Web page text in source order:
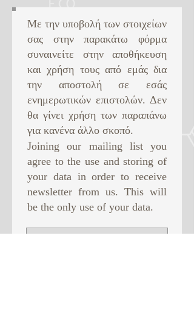
Με την υποβολή των στοιχείων
σας στην παρακάτω φόρμα
συναινείτε στην αποθήκευση
και χρήση τους από εμάς δια
την αποστολή σε εσάς
ενημερωτικών επιστολών. Δεν
θα γίνει χρήση των παραπάνω
για κανένα άλλο σκοπό. ​
Joining our mailing list you
agree to the use and storing of
your data in order to receive
newsletter from us. This will
be the only use of your data.